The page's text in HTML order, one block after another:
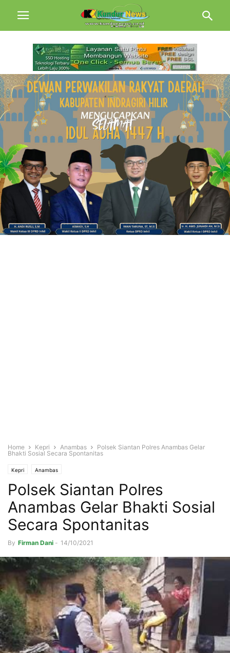
Home Kepri Anambas
Polsek Siantan Polres Anambas Gelar
Bhakti Sosial Secara Spontanitas
Kepri Anambas
Polsek Siantan Polres
Anambas Gelar Bhakti Sosial
Secara Spontanitas
By Firman Dani - 14/10/2021